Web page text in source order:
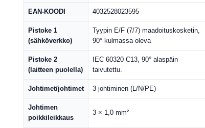
EAN-KOODI 4032528023595
Pistoke 1
(sähköverkko)
Tyypin E/F (7/7) maadoituskosketin,
90° kulmassa oleva
Pistoke 2
(laitteen puolella)
IEC 60320 C13, 90° alaspäin
taivutettu.
Johtimet/johtimet 3-johtiminen (L/N/PE)
Johtimen
poikkileikkaus
3 × 1,0 mm²